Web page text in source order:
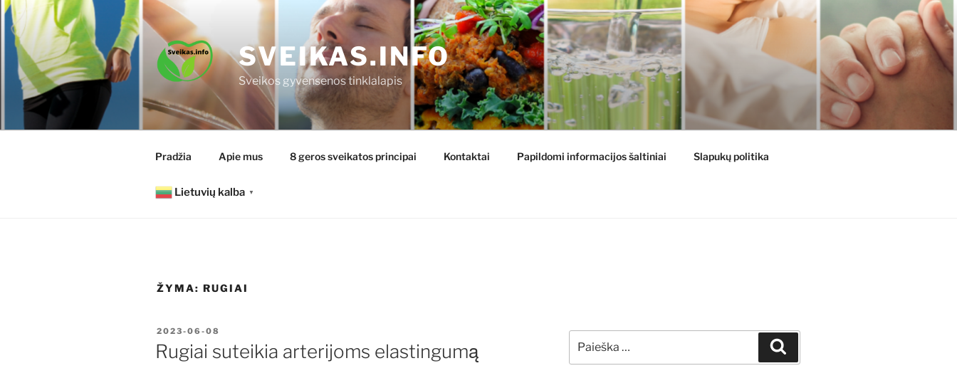
Eiti
prie
turinio
SVEIKAS.INFO
Sveikos gyvensenos tinklalapis
Pradžia Apie mus 8 geros sveikatos principai Kontaktai Papildomi informacijos šaltiniai Slapukų politika
Lietuvių kalba ▼
ŽYMA: RUGIAI
PASKELBTA
2023-06-08
Rugiai suteikia arterijoms elastingumą